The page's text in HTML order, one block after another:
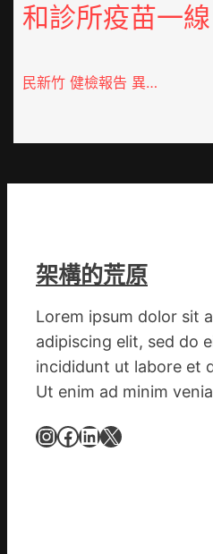
和診所疫苗一線
民新竹 健檢報告 異…
架構的荒原
Lorem ipsum dolor sit
adipiscing elit, sed do
incididunt ut labore et
Ut enim ad minim
InstagramFacebook LinkedIn X